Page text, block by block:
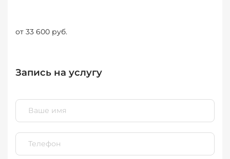
от 33 600 руб.
Запись на услугу